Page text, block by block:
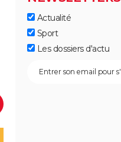
Actualité
Sport
Les dossiers d'actu